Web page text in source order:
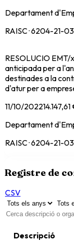
Departament
RAISC · 6204-21-
RESOLUCIO
anticipada per a
destinades a la
d'atur per a
11/10/202214.147,61
Departament
RAISC · 6204-21-
Registre de
CSV
Descripció